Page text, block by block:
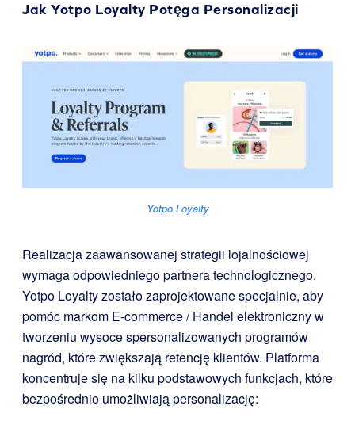
Jak Yotpo Loyalty Potęga Personalizacji
Yotpo Loyalty
Realizacja zaawansowanej strategii lojalnościowej
wymaga odpowiedniego partnera technologicznego.
Yotpo Loyalty zostało zaprojektowane specjalnie, aby
pomóc markom E-commerce / Handel elektroniczny w
tworzeniu wysoce spersonalizowanych programów
nagród, które zwiększają retencję klientów. Platforma
koncentruje się na kilku podstawowych funkcjach, które
bezpośrednio umożliwiają personalizację: